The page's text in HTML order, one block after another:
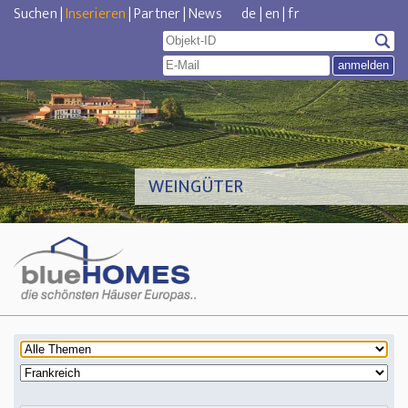
Suchen|Inserieren|Partner|News de|en|fr
WEINGÜTER